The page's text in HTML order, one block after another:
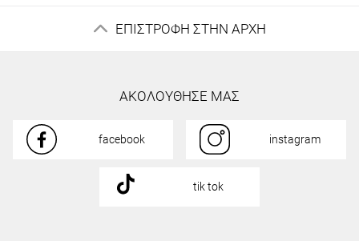
ΕΠΙΣΤΡΟΦΗ ΣΤΗΝ ΑΡΧΗ
ΑΚΟΛΟΥΘΗΣΕ ΜΑΣ
facebook instagram
tik tok